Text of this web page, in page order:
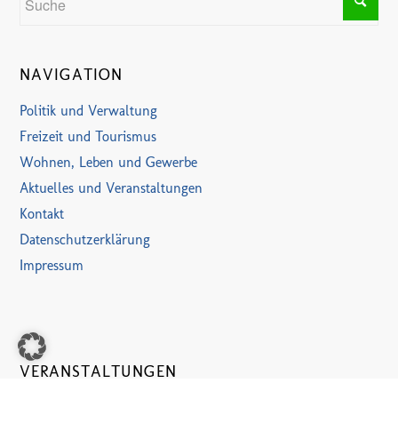
NAVIGATION
Politik und Verwaltung
Freizeit und Tourismus
Wohnen, Leben und Gewerbe
Aktuelles und Veranstaltungen
Kontakt
Datenschutzerklärung
Impressum
VERANSTALTUNGEN